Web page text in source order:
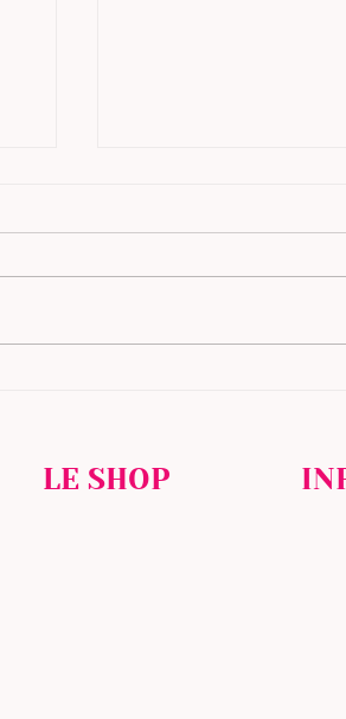
LE SHOP